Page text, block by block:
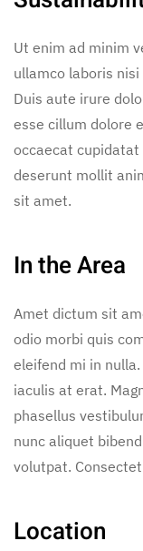
Ut enim ad minim
ullamco laboris
Duis aute irure
esse cillum dolore
occaecat
deserunt mollit
sit amet.
In the Area
Amet dictum sit
odio morbi quis
eleifend mi in
iaculis at erat.
phasellus
nunc aliquet
volutpat.
Location